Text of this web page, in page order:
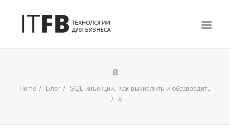
DEVOPS
АДМИНИСТРИРОВАНИЕ СЕРВЕРОВ
8
Home Блог
SQL инъекции. Как вычислить и обезвредить
8